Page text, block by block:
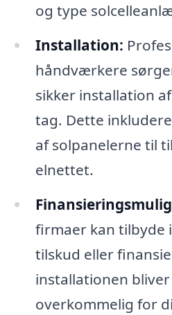
og type
Installation:
håndværkere
sikker installation
tag. Dette
af solpanelerne til
elnettet.
firmaer kan tilbyde
tilskud eller
installationen
overkommelig for